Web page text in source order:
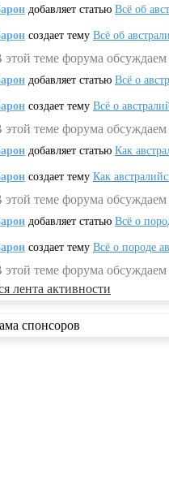
добавляет статью Всё об
создает тему Всё об
этой теме форума обсуждаем
добавляет статью Всё о
создает тему Всё о
этой теме форума
добавляет статью Как
создает тему Как
этой теме форума обсуждаем
добавляет статью Всё о
создает тему Всё о породе
этой теме форума обсуждаем
лента активности
спонсоров